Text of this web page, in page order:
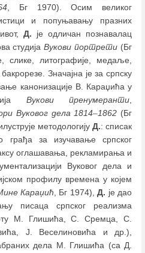
, Бг 1970). Осим великог
и попуњавању празних
Д. је одличан познавалац
студијаВукови портрети (Бг
слике, литографије, медаље,
Значајна је за српску
канонизације В. Караџића у
Вукови пренумеранти,
Вуковог дела 1814–1862 (Бг
методологију Д.: списак
грађа за изучавање српског
оглашавања, рекламирања и
Вуковог дела и
профилу времена у којем
Караџић, Бг 1974),Д. је дао
писаца српског реализма
М. Глишића, С. Сремца, С.
Ј. Веселиновића и др.),
дела М. Глишића (са Д.